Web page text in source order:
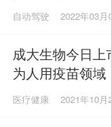
自动驾驶 2022年03月
成大生物今日上
为人用疫苗领域
医疗健康 2021年10月